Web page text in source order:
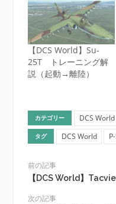
【DCS World】Su-
25T トレーニング解
説（起動→離陸）
カテゴリー DCS World
タグ DCS World
前の記事
【DCS World】
次の記事